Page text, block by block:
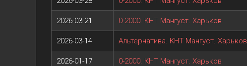
2026-03-21 0-2000. КНТ Мангуст. Харьков
2026-03-14 Альтернатива. КНТ Мангуст. Харьков
2026-01-17 0-2000. КНТ Мангуст. Харьков